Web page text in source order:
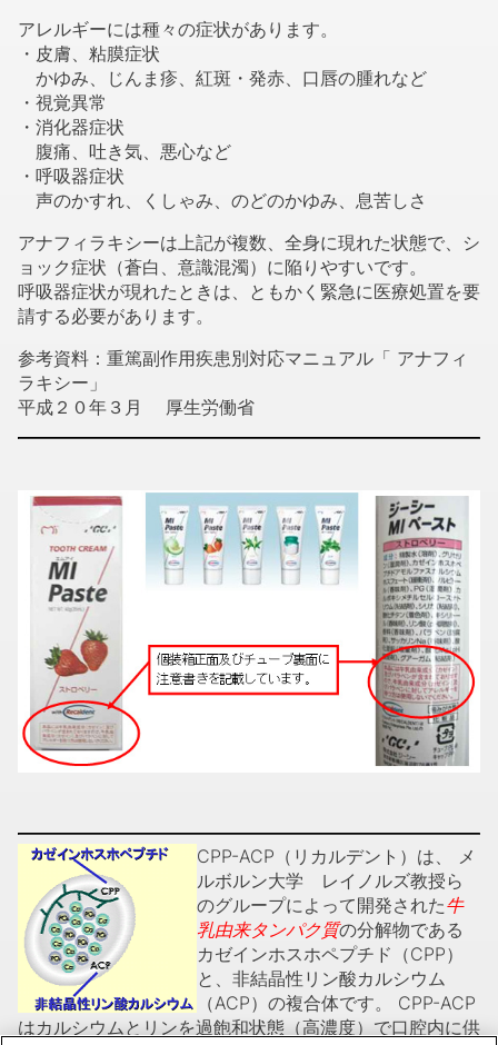
アレルギーには種々の症状があります。
・皮膚、粘膜症状
かゆみ、じんま疹、紅斑・発赤、口唇の腫れなど
・視覚異常
・消化器症状
腹痛、吐き気、悪心など
・呼吸器症状
声のかすれ、くしゃみ、のどのかゆみ、息苦しさ
アナフィラキシーは上記が複数、全身に現れた状態で、シ
ョック症状（蒼白、意識混濁）に陥りやすいです。
呼吸器症状が現れたときは、ともかく緊急に医療処置を要
請する必要があります。
参考資料：重篤副作用疾患別対応マニュアル「 アナフィ
ラキシー」
平成２０年３月 厚生労働省
CPP-ACP（リカルデント）は、 メ
ルボルン大学 レイノルズ教授ら
のグループによって開発された牛
乳由来タンパク質の分解物である
カゼインホスホペプチド（CPP）
と、非結晶性リン酸カルシウム
（ACP）の複合体です。 CPP-ACP
はカルシウムとリンを過飽和状態（高濃度）で口腔内に供